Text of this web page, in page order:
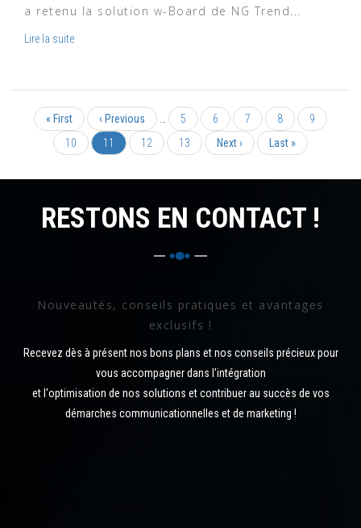
a retenu la solution w-Board de NG Trend...
Lire la suite
Pagination
First
page
« First
Previous
page
‹ Previous Page
5 Page
6 Page
7 Page
8 Page
9
Page
10
Current
page
11 Page
12 Page
13
Next
page
Next ›
Last
page
Last »
RESTONS EN CONTACT !
Nouveautés, conseils pratiques et avantages
exclusifs !
Recevez dès à présent nos bons plans et nos conseils précieux pour
vous accompagner dans l'intégration
et l'optimisation de nos solutions et contribuer au succès de vos
démarches communicationnelles et de marketing !